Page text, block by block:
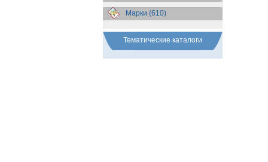
Бурунди(2)
Бутан(10)
Ватикан(85)
Великобритания(308)
Венгрия(178)
Марки (610)
Тематические каталоги